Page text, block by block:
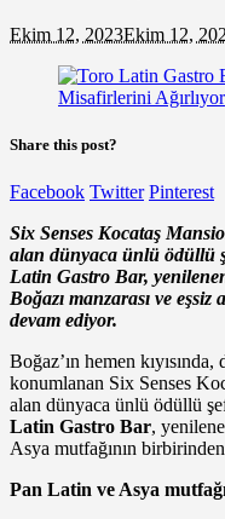
Ekim 12, 2023Ekim 12,
Share this post?
Facebook Twitter Pinterest
Six Senses Kocataş
alan dünyaca ünlü ödüllü
Latin Gastro Bar,
Boğazı manzarası ve
devam ediyor.
Boğaz’ın hemen
konumlanan Six Senses
alan dünyaca ünlü ödüllü
Latin Gastro Bar,
Asya mutfağının
Pan Latin ve Asya